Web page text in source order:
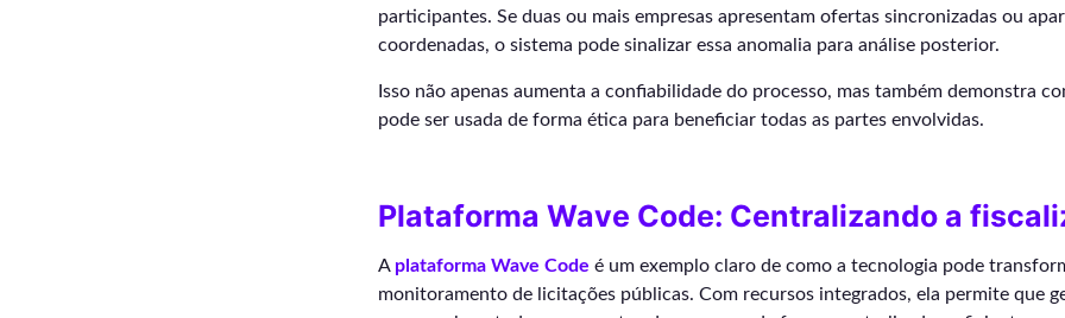
participantes. Se duas ou mais empresas apresentam ofertas sincronizadas ou
coordenadas, o sistema pode sinalizar essa anomalia para análise posterior.
Isso não apenas aumenta a confiabilidade do processo, mas também demonstra
pode ser usada de forma ética para beneficiar todas as partes envolvidas.
Plataforma Wave Code: Centralizando a
A plataforma Wave Code é um exemplo claro de como a tecnologia pode
monitoramento de licitações públicas. Com recursos integrados, ela permite que